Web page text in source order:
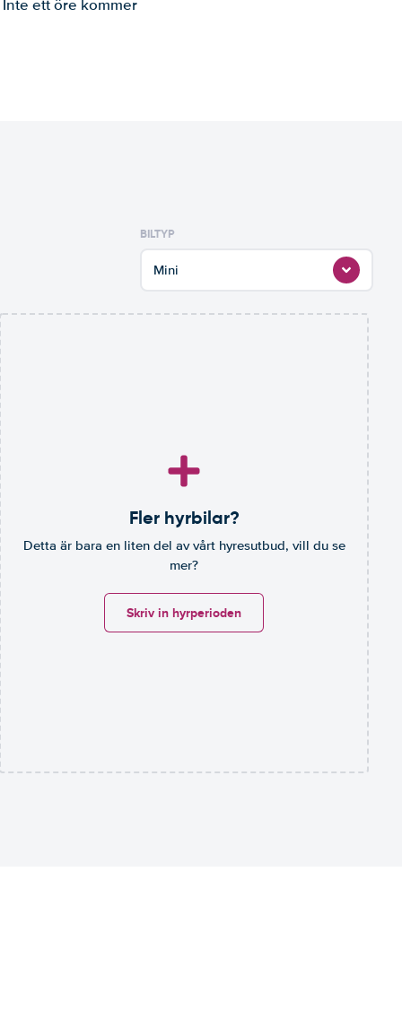
ett öre kommer
BILTYP
Mini
Fler hyrbilar?
Detta är bara en liten del av vårt hyresutbud, vill du se
mer?
Skriv in hyrperioden